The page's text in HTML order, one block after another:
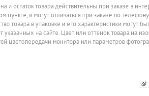
и остаток товара действительны при заказе в
пункте, и могут отличаться при заказе по
товара в упаковке и его характеристики могут
указанных на сайте. Цвет или оттенок товара на
цветопередачи монитора или параметров